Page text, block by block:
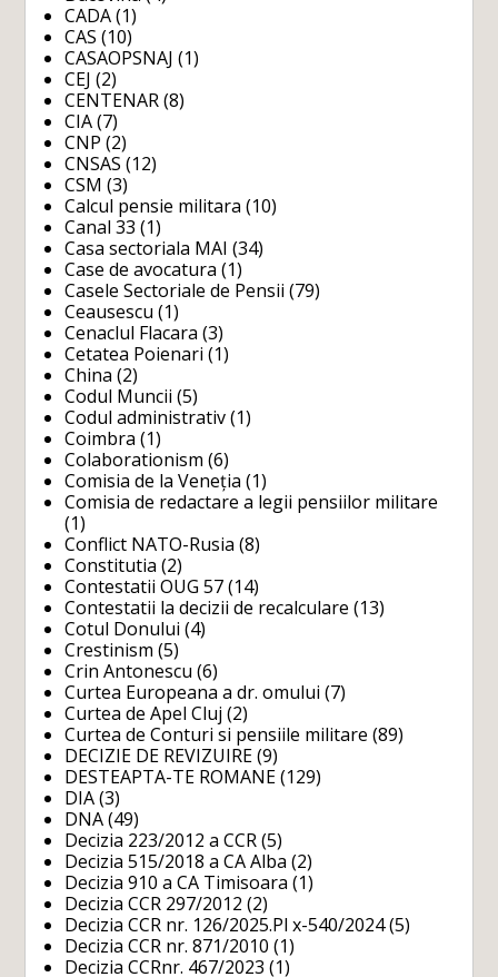
CADA (1)
CAS (10)
CASAOPSNAJ (1)
CEJ (2)
CENTENAR (8)
CIA (7)
CNP (2)
CNSAS (12)
CSM (3)
Calcul pensie militara (10)
Canal 33 (1)
Casa sectoriala MAI (34)
Case de avocatura (1)
Casele Sectoriale de Pensii (79)
Ceausescu (1)
Cenaclul Flacara (3)
Cetatea Poienari (1)
China (2)
Codul Muncii (5)
Codul administrativ (1)
Coimbra (1)
Colaborationism (6)
Comisia de la Veneția (1)
Comisia de redactare a legii pensiilor militare
(1)
Conflict NATO-Rusia (8)
Constitutia (2)
Contestatii OUG 57 (14)
Contestatii la decizii de recalculare (13)
Cotul Donului (4)
Crestinism (5)
Crin Antonescu (6)
Curtea Europeana a dr. omului (7)
Curtea de Apel Cluj (2)
Curtea de Conturi si pensiile militare (89)
DECIZIE DE REVIZUIRE (9)
DESTEAPTA-TE ROMANE (129)
DIA (3)
DNA (49)
Decizia 223/2012 a CCR (5)
Decizia 515/2018 a CA Alba (2)
Decizia 910 a CA Timisoara (1)
Decizia CCR 297/2012 (2)
Decizia CCR nr. 126/2025.Pl x-540/2024(5)
Decizia CCR nr. 871/2010 (1)
Decizia CCRnr. 467/2023 (1)